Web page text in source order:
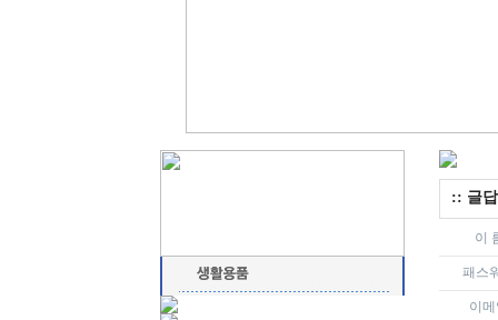
:: 글
이
패스
이메